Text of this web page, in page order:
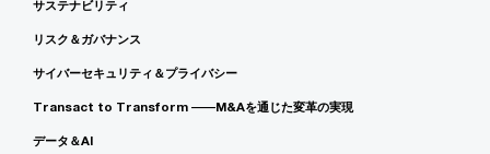
サステナビリティ
リスク＆ガバナンス
サイバーセキュリティ＆プライバシー
Transact to Transform ――M&Aを通じた変革の実現
データ＆AI